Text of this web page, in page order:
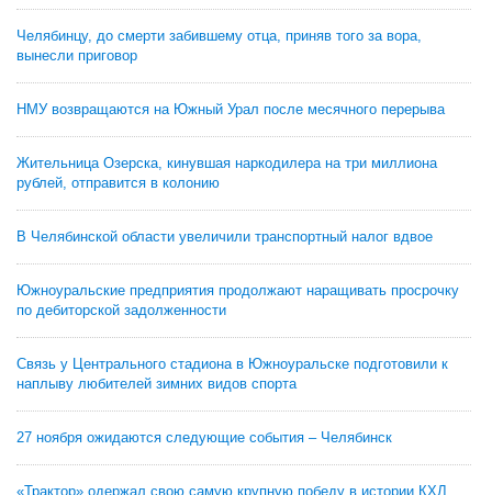
Челябинцу, до смерти забившему отца, приняв того за вора,
вынесли приговор
НМУ возвращаются на Южный Урал после месячного перерыва
Жительница Озерска, кинувшая наркодилера на три миллиона
рублей, отправится в колонию
В Челябинской области увеличили транспортный налог вдвое
Южноуральские предприятия продолжают наращивать просрочку
по дебиторской задолженности
Связь у Центрального стадиона в Южноуральске подготовили к
наплыву любителей зимних видов спорта
27 ноября ожидаются следующие события – Челябинск
«Трактор» одержал свою самую крупную победу в истории КХЛ